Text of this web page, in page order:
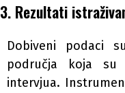
3. Rezultati
Dobiveni podaci
područja koja
intervjua.